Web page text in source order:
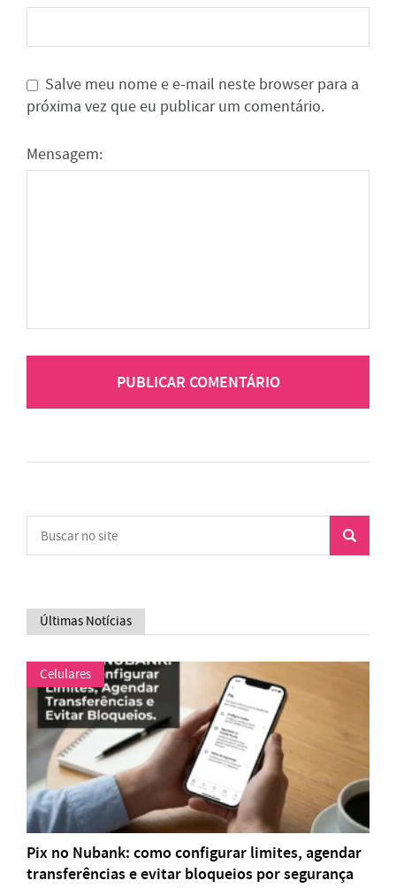
Salve meu nome e e-mail neste browser para a
próxima vez que eu publicar um comentário.
Mensagem:
Últimas Notícias
Celulares
Pix no Nubank: como configurar limites, agendar
transferências e evitar bloqueios por segurança